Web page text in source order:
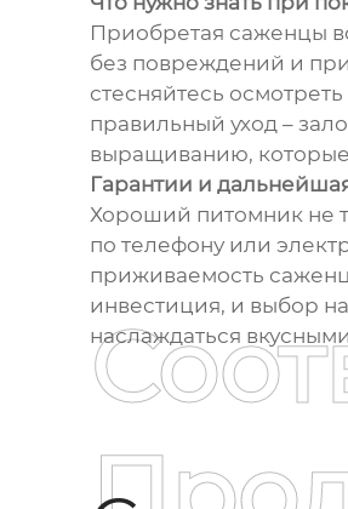
Приобретая саженцы
без повреждений и
стесняйтесь
правильный уход –
выращиванию,
Гарантии и
Хороший питомник не
по телефону или
приживаемость
инвестиция, и выбор
наслаждаться